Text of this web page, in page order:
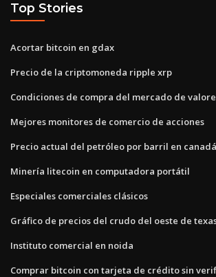
Top Stories
Acortar bitcoin en gdax
Precio de la criptomoneda ripple xrp
Condiciones de compra del mercado de
Mejores monitores de comercio de acciones
Precio actual del petróleo por barril en canadá
Minería litecoin en computadora portátil
Especiales comerciales clásicos
Gráfico de precios del crudo del oeste de
Instituto comercial en noida
Comprar bitcoin con tarjeta de crédito sin